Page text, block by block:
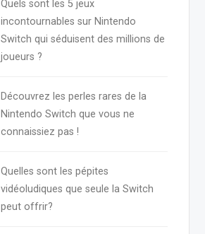
Quels sont les 5 jeux
incontournables sur Nintendo
Switch qui séduisent des millions de
joueurs ?
Découvrez les perles rares de la
Nintendo Switch que vous ne
connaissiez pas !
Quelles sont les pépites
vidéoludiques que seule la Switch
peut offrir?